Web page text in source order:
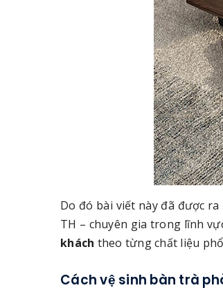
Do đó bài viết này đã được
TH – chuyên gia trong lĩnh
khách theo từng chất liệu
Cách vệ sinh bàn trà